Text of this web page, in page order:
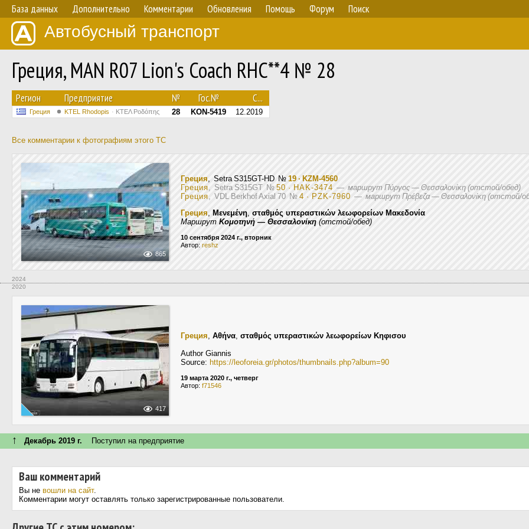
База данных Дополнительно Комментарии Обновления Помощь Форум Поиск
Автобусный транспорт
Греция, MAN R07 Lion's Coach RHC**4 № 28
Регион Предприятие № Гос.№ С...
Греция KTEL Rhodopis ΚΤΕΛ Ροδόπης 28 KON-5419 12.2019
Все комментарии к фотографиям этого ТС
865
Греция, Setra S315GT-HD № 19 · KZM-4560
Греция, Setra S315GT № 50 · HAK-3474 — маршрут Πύργος — Θεσσαλονίκη (отстой/обед)
Греция, VDL Berkhof Axial 70 № 4 · PZK-7960 — маршрут Πρέβεζα — Θεσσαλονίκη (отстой/
Греция, Μενεμένη, σταθμός υπεραστικών λεωφορείων Μακεδονία
Маршрут Κομοτηνή — Θεσσαλονίκη (отстой/обед)
10 сентября 2024 г., вторник
Автор: reshz
2024
2020
417
Греция, Αθήνα, σταθμός υπεραστικών λεωφορείων Κηφισου
Author Giannis
Source: https://leoforeia.gr/photos/thumbnails.php?album=90
19 марта 2020 г., четверг
Автор: f71546
↑ Декабрь 2019 г. Поступил на предприятие
Ваш комментарий
Вы не вошли на сайт.
Комментарии могут оставлять только зарегистрированные пользователи.